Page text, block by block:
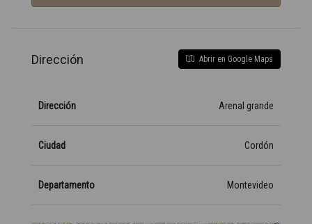
Dirección Abrir en Google Maps
Dirección Arenal grande
Ciudad Cordón
Departamento Montevideo